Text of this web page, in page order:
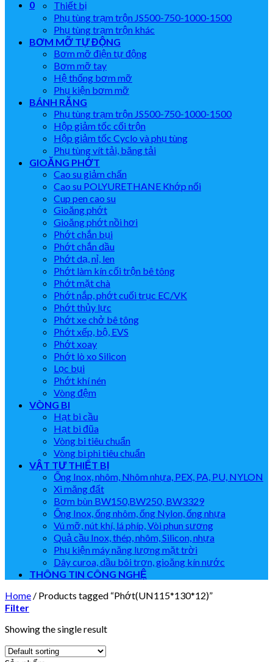
0
Thiết bị
Phụ tùng trạm trộn JS500-750-1000-1500
Phụ tùng trạm trộn khác
BƠM MỠ TỰ ĐỘNG
Bơm mỡ điện tự động
Bơm mỡ tay
Hệ thống bơm mỡ
Phụ kiện bơm mỡ
BÁNH RĂNG
Phụ tùng trạm trộn JS500-750-1000-1500
Hộp giảm tốc cối trộn
Hộp giảm tốc Cyclo và phụ tùng
Phụ tùng vít tải, băng tải
GIOĂNG PHỚT
Cao su giảm chấn
Cao su POLYURETHANE Khớp nối
Cup pen cao su
Gioăng phớt
Gioăng phớt nồi hơi
Phớt chắn bụi
Phớt chắn dầu
Phớt dạ, nỉ, len
Phớt làm kín cối trộn bê tông
Phớt mặt chà
Phớt nắp, phớt cuối trục EC/VK
Phớt thủy lực
Phớt xe chở bê tông
Phớt xếp, bộ, EVS
Phớt xoay
Phớt lò xo Silicon
Lọc bụi
Phớt khí nén
Vòng đệm
VÒNG BI
Hạt bi cầu
Hạt bi đũa
Vòng bi tiêu chuẩn
Vòng bi phi tiêu chuẩn
VẬT TƯ THIẾT BỊ
Ống Inox, nhôm, Nhôm nhựa, PEX, PA, PU, NYLON
Xi măng đất
Bơm bùn BW150,BW250, BW3329
Ống Inox, ống nhôm, ống Nylon, ống nhựa
Vú mỡ, nút khí, lá phíp, Vòi phun sương
Quả cầu Inox, thép, nhôm, Silicon, nhựa
Phụ kiện máy năng lượng mặt trời
Dây curoa, dầu bôi trơn, gioăng kín nước
THÔNG TIN CÔNG NGHỆ
Home / Products tagged “Phớt(UN115*130*12)”
Filter
Showing the single result